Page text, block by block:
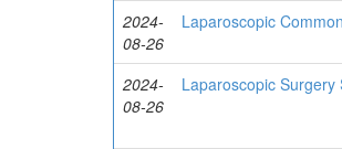
2024-
08-26
Laparoscopic
2024-
08-26
Laparoscopic